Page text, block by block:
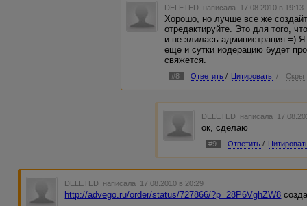
DELETED написала 17.08.2010 в
Хорошо, но лучше все же
отредактируйте. Это для того,
и не злилась администрация =)
еще и сутки иодерацию будет
свяжется.
#8 Ответить / Цитировать /
DELETED написала
ок, сделаю
#9 Ответить /
DELETED написала 17.08.2010 в 20:29
http://advego.ru/order/status/727866/?p=28P6VghZW8